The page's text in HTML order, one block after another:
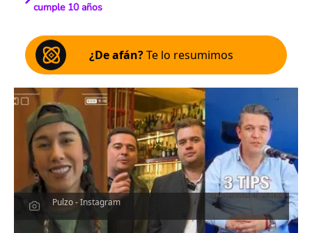
cumple 10 años
¿De afán?Te lo resumimos
Pulzo - Instagram